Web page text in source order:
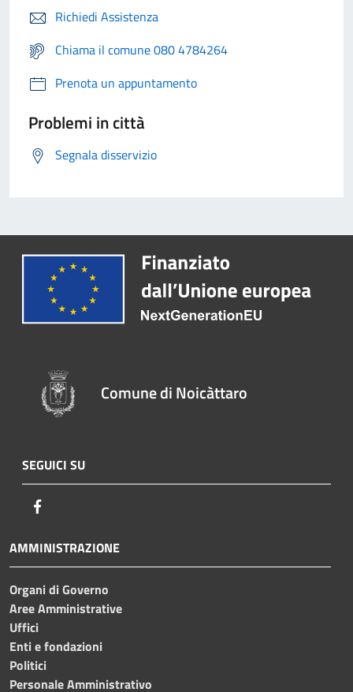
Richiedi Assistenza
Chiama il comune 080 4784264
Prenota un appuntamento
Problemi in città
Segnala disservizio
Comune di Noicàttaro
SEGUICI SU
AMMINISTRAZIONE
Organi di Governo
Aree Amministrative
Uffici
Enti e fondazioni
Politici
Personale Amministrativo